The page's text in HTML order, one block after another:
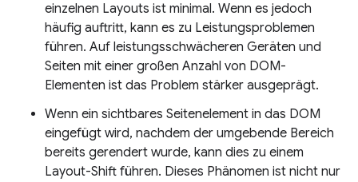
einzelnen Layouts ist minimal. Wenn es jedoch
häufig auftritt, kann es zu Leistungsproblemen
führen. Auf leistungsschwächeren Geräten und
Seiten mit einer großen Anzahl von DOM-
Elementen ist das Problem stärker ausgeprägt.
Wenn ein sichtbares Seitenelement in das DOM
eingefügt wird, nachdem der umgebende Bereich
bereits gerendert wurde, kann dies zu einem
Layout-Shift führen. Dieses Phänomen ist nicht nur